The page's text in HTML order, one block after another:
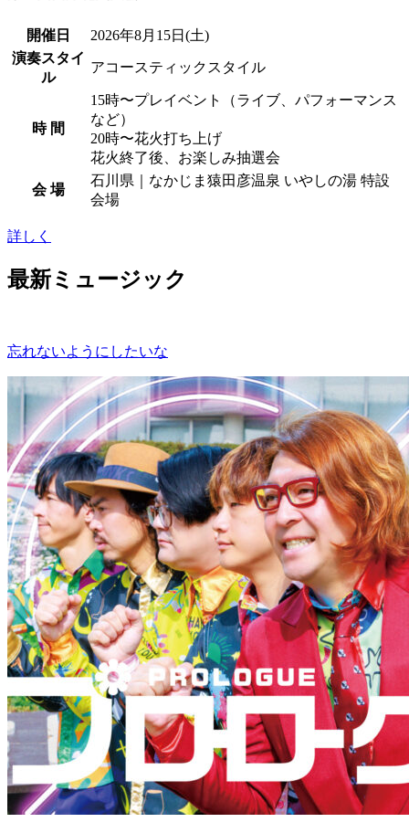
開催日 2026年8月15日 (土)
演奏スタイ
ル
アコースティックスタイル
時 間
15時〜プレイベント（ライブ、パフォーマンス
など）
20時〜花火打ち上げ
花火終了後、お楽しみ抽選会
会 場
石川県｜なかじま猿田彦温泉 いやしの湯 特設
会場
詳しく
最新ミュージック
忘れないようにしたいな